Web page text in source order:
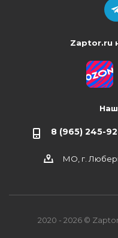
Zaptor.ru
8 (965) 245-
МО, г.
2020 - 2026 ©